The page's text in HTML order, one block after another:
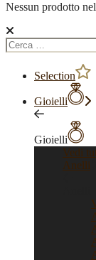
Nessun prodotto
Ricerca
per:
Selection
Gioielli
Gioielli
Vedi
Anelli